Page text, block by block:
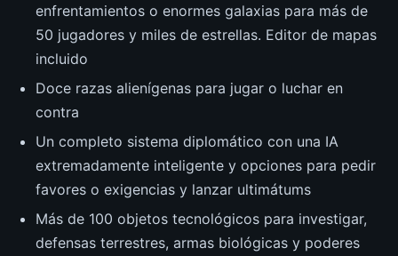
enfrentamientos o enormes galaxias para más de
50 jugadores y miles de estrellas. Editor de mapas
incluido
Doce razas alienígenas para jugar o luchar en
contra
Un completo sistema diplomático con una IA
extremadamente inteligente y opciones para pedir
favores o exigencias y lanzar ultimátums
Más de 100 objetos tecnológicos para investigar,
defensas terrestres, armas biológicas y poderes